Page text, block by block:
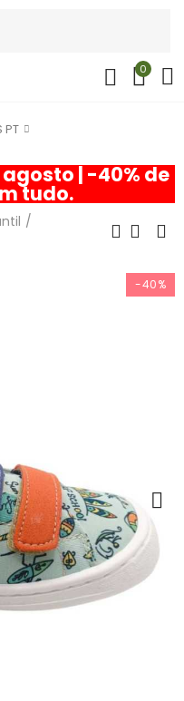
0
PT
agosto | -40% de
tudo.
-40%